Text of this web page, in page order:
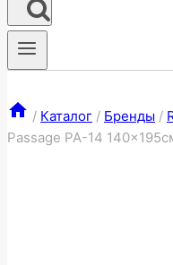
/ Каталог / Бренды /
Passage PA-14